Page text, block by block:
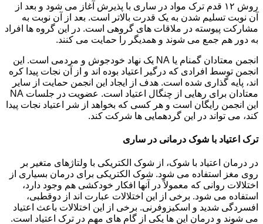
روش ۱۲ قدم ترک مواد در ساری با پذیرش آغاز می شود و بعد از
آن نوبت تسلیم شدن به یک قدرت بالاتر است. بعد از آن نوبت به
مشارکت پیوسته در ملاقات های گروهی است. در این گروه ها افراد
به دور هم جمع می شوند و همدیگر را حمایت می کنند.
انجمن معتادان گمنام یا NA یک نهاد خودجوش و مردمی است. این
انجمن توسط افرادی که درگیر اعتیاد بوده اند و از آن نجات پیدا کره
اند، پایه گذاری شده است. هدف از ایجاد این انجمن حمایت از سایر
معتادان برای رهایی از چنگال اعتیاد است. عضویت در جلسات NA
این انجمن رایگان است و هر کسی که بخواهد از شر اعتیاد نجات پیدا
کند، می تواند در این گردهمایی ها شرکت کند.
ترک اعتیاد با شوک درمانی در ساری
در درمان اعتیاد با شوک، از شوک الکتریکی با ولتاژهای متغیر بر
روی مغز استفاده می شود. شوک الکتریکی برای درمان بسیاری از
اختلالات روانی که معمولاً در آنها افکار خودکشی هم وجود دارد،
استفاده می شود. برخی از این اختلالات عبارت اند از دوقطبی،
افسردگی شدید و اسکیزوفرنی. برخی از این اختلالات باعث اعتیاد
می شوند و درمان این ها یکی از گام های مهم در ترک اعتیاد است.